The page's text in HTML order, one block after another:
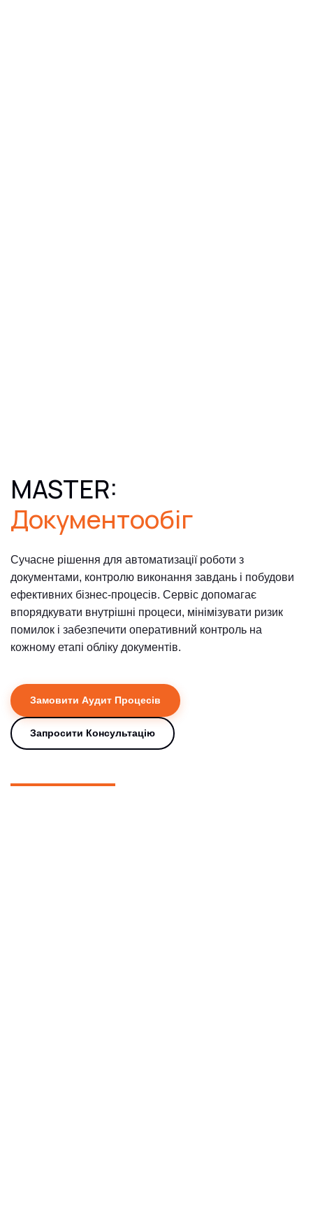
MASTER:
Документообіг
Сучасне рішення для автоматизації роботи з
документами, контролю виконання завдань і побудови
ефективних бізнес-процесів. Сервіс допомагає
впорядкувати внутрішні процеси, мінімізувати ризик
помилок і забезпечити оперативний контроль на
кожному етапі обліку документів.
Замовити Аудит Процесів
Запросити Консультацію